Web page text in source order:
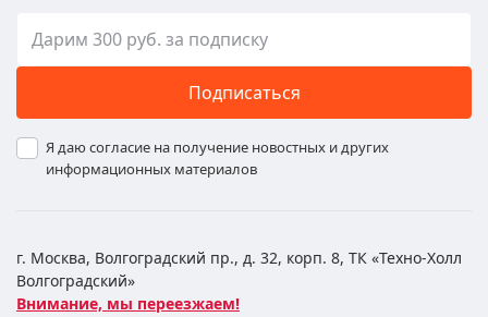
Подписаться
Я даю согласие на получение новостных и других
информационных материалов
г. Москва, Волгоградский пр., д. 32, корп. 8, ТК «Техно-Холл
Волгоградский»
Внимание, мы переезжаем!